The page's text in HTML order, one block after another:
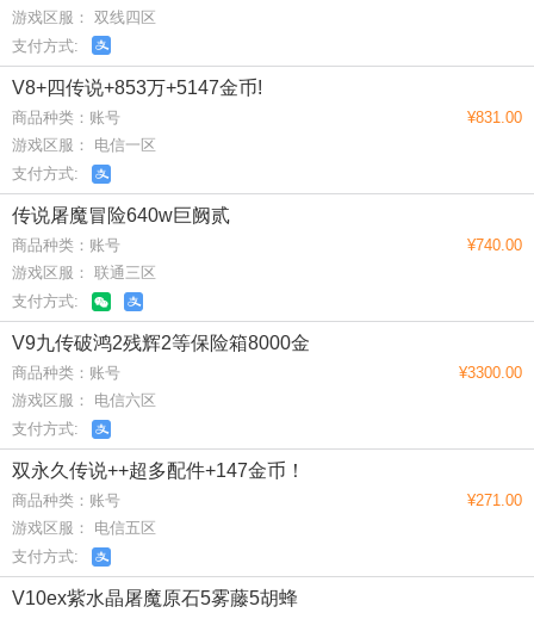
游戏区服： 双线四区
支付方式:
V8+四传说+853万+5147金币!
商品种类：账号
游戏区服： 电信一区
支付方式:
¥831.00
传说屠魔冒险640w巨阙贰
商品种类：账号
游戏区服： 联通三区
支付方式:
¥740.00
V9九传破鸿2残辉2等保险箱8000金
商品种类：账号
游戏区服： 电信六区
支付方式:
¥3300.00
双永久传说++超多配件+147金币！
商品种类：账号
游戏区服： 电信五区
支付方式:
¥271.00
V10ex紫水晶屠魔原石5雾藤5胡蜂